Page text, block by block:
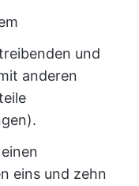
und
anderen
eins und zehn